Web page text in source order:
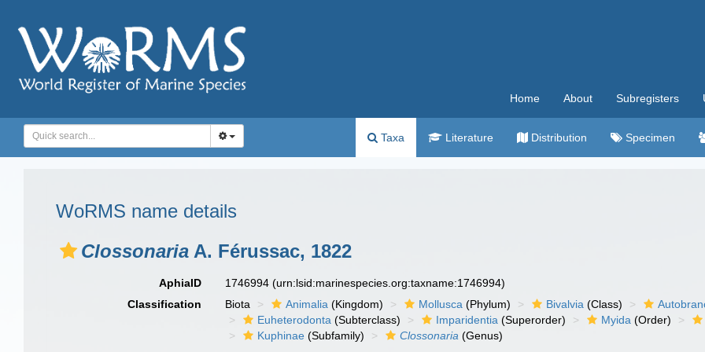
Home About Subregisters
Taxa Literature Distribution Specimen
WoRMS name details
Clossonaria A. Férussac, 1822
AphiaID 1746994(urn:lsid:marinespecies.org:taxname:1746994)
Classification
Biota Animalia (Kingdom) Mollusca (Phylum) Bivalvia (Class)
Euheterodonta (Subterclass) Imparidentia (Superorder) Myida (Order)
Kuphinae (Subfamily) Clossonaria (Genus)